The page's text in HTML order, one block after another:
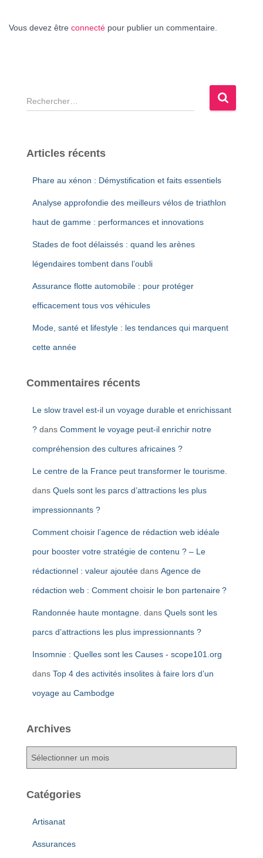
Vous devez être connecté pour publier un commentaire.
R
e
e
Articles récents
Phare au xénon : Démystification et faits essentiels
Analyse approfondie des meilleurs vélos de triathlon
haut de gamme : performances et innovations
Stades de foot délaissés : quand les arènes
légendaires tombent dans l’oubli
Assurance flotte automobile : pour protéger
efficacement tous vos véhicules
Mode, santé et lifestyle : les tendances qui marquent
cette année
Commentaires récents
Le slow travel est-il un voyage durable et enrichissant
? dans Comment le voyage peut-il enrichir notre
compréhension des cultures africaines ?
Le centre de la France peut transformer le tourisme.
dans Quels sont les parcs d’attractions les plus
impressionnants ?
Comment choisir l’agence de rédaction web idéale
pour booster votre stratégie de contenu ? – Le
rédactionnel : valeur ajoutée dans Agence de
rédaction web : Comment choisir le bon partenaire ?
Randonnée haute montagne. dans Quels sont les
parcs d’attractions les plus impressionnants ?
Insomnie : Quelles sont les Causes - scope101.org
dans Top 4 des activités insolites à faire lors d’un
voyage au Cambodge
Archives
h
Catégories
Artisanat
Assurances